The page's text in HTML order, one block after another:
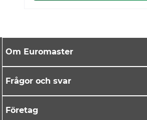
Om Euromaster
Frågor och svar
Företag